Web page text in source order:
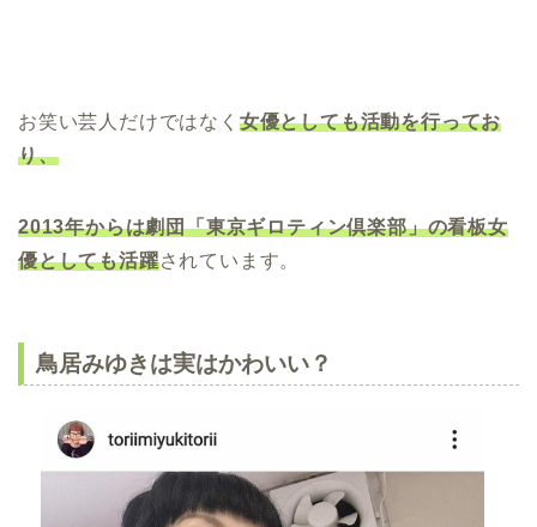
お笑い芸人だけではなく 女優としても活動を行ってお
り、
2013年からは劇団「東京ギロティン倶楽部」の看板女
優としても活躍されています。
鳥居みゆきは実はかわいい？